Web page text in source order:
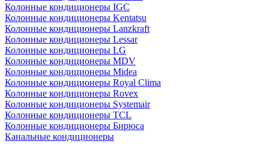
Колонные кондиционеры IGC
Колонные кондиционеры Kentatsu
Колонные кондиционеры Lanzkraft
Колонные кондиционеры Lessar
Колонные кондиционеры LG
Колонные кондиционеры MDV
Колонные кондиционеры Midea
Колонные кондиционеры Royal Clima
Колонные кондиционеры Rovex
Колонные кондиционеры Systemair
Колонные кондиционеры TCL
Колонные кондиционеры Бирюса
Канальные кондиционеры